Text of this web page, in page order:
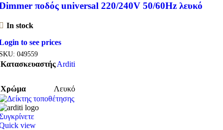
ποδός universal 220/240V 50/60Hz λευκό
In stock
to see prices
049559
ΚατασκευαστήςArditi
Χρώμα Λευκό
view